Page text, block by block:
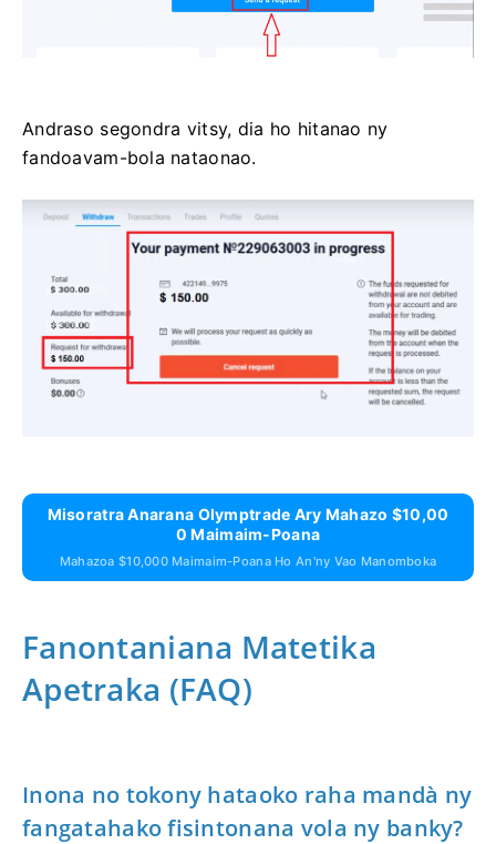
Andraso segondra vitsy, dia ho hitanao ny
fandoavam-bola nataonao.
Misoratra Anarana Olymptrade Ary Mahazo $10,00
0 Maimaim-Poana
Mahazoa $10,000 Maimaim-Poana Ho An'ny Vao Manomboka
Fanontaniana Matetika
Apetraka (FAQ)
Inona no tokony hataoko raha mandà ny
fangatahako fisintonana vola ny banky?